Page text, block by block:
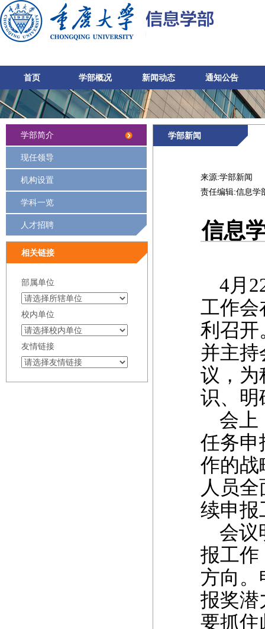
首页 学部概况 新闻动态 通知公告
学部简介
现任领导
机构设置
学科一览
人才招聘
相关链接
部属单位
校内单位
友情链接
学部新闻
来源:学部新闻
责任编辑:信息学
信息
4月
工作会
利召开
并主持
议，为
识、明
会上
任务申
作的战
人员
续申报
会议
报工作
方向。
报奖潜
要抓住